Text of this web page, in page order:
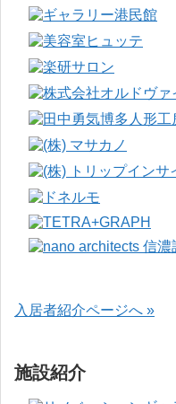
入居者紹介ページへ »
施設紹介